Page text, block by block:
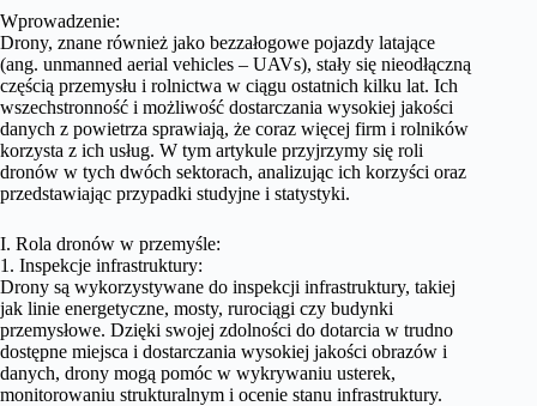
Wprowadzenie:
Drony, znane również jako bezzałogowe pojazdy latające
(ang. unmanned aerial vehicles – UAVs), stały się nieodłączną
częścią przemysłu i rolnictwa w ciągu ostatnich kilku lat. Ich
wszechstronność i możliwość dostarczania wysokiej jakości
danych z powietrza sprawiają, że coraz więcej firm i rolników
korzysta z ich usług. W tym artykule przyjrzymy się roli
dronów w tych dwóch sektorach, analizując ich korzyści oraz
przedstawiając przypadki studyjne i statystyki.
I. Rola dronów w przemyśle:
1. Inspekcje infrastruktury:
Drony są wykorzystywane do inspekcji infrastruktury, takiej
jak linie energetyczne, mosty, rurociągi czy budynki
przemysłowe. Dzięki swojej zdolności do dotarcia w trudno
dostępne miejsca i dostarczania wysokiej jakości obrazów i
danych, drony mogą pomóc w wykrywaniu usterek,
monitorowaniu strukturalnym i ocenie stanu infrastruktury.